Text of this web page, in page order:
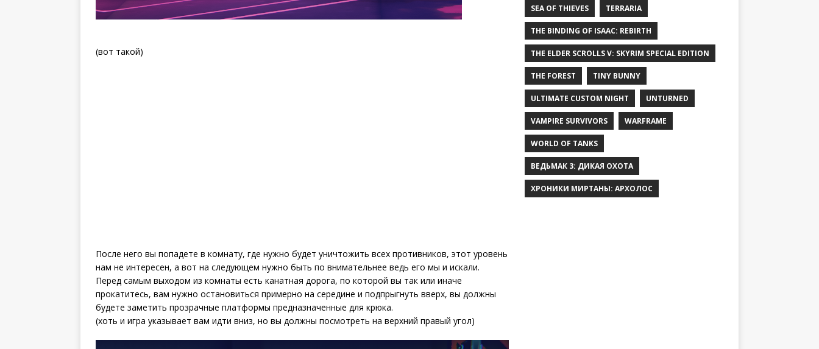
(вот такой)
После него вы попадете в комнату, где нужно будет уничтожить всех противников, этот уровень
нам не интересен, а вот на следующем нужно быть по внимательнее ведь его мы и искали.
Перед самым выходом из комнаты есть канатная дорога, по которой вы так или иначе
прокатитесь, вам нужно остановиться примерно на середине и подпрыгнуть вверх, вы должны
будете заметить прозрачные платформы предназначенные для крюка.
(хоть и игра указывает вам идти вниз, но вы должны посмотреть на верхний правый угол)
SEA OF THIEVES TERRARIA
THE BINDING OF ISAAC: REBIRTH
THE ELDER SCROLLS V: SKYRIM SPECIAL EDITION
THE FOREST TINY BUNNY
ULTIMATE CUSTOM NIGHT UNTURNED
VAMPIRE SURVIVORS WARFRAME
WORLD OF TANKS
ВЕДЬМАК 3: ДИКАЯ ОХОТА
ХРОНИКИ МИРТАНЫ: АРХОЛОС